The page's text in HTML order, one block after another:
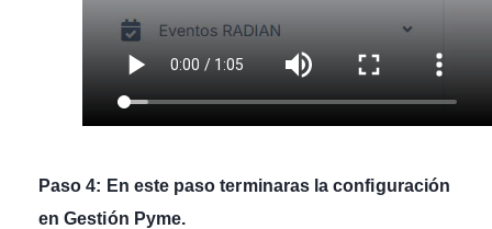
Paso 4: En este paso terminaras la configuración
en Gestión Pyme.